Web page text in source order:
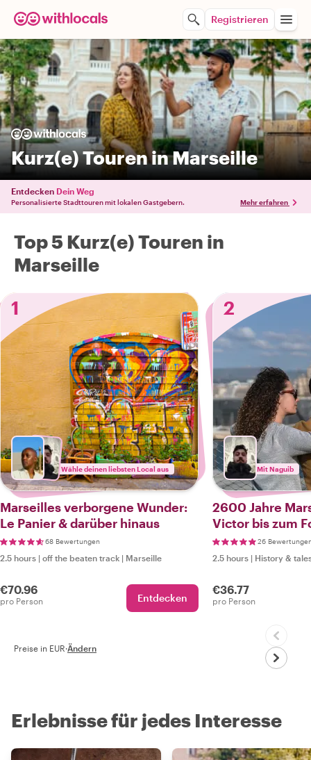
Registrieren
Kurz(e) Touren in Marseille
Entdecken Dein Weg
Personalisierte Stadttouren mit lokalen Gastgebern. Mehr erfahren
Top 5 Kurz(e) Touren in
Marseille
1
Wähle deinen liebsten Local aus
Marseilles verborgene Wunder:
Le Panier & darüber hinaus
68 Bewertungen
2.5 hours | off the beaten track | Marseille
€70.96
pro Person Entdecken
2
Mit Naguib
2600 Jahre
Victor bis zum
26
2.5 hours | History &
€36.77
pro Person
Preise in EUR·Ändern
Erlebnisse für jedes Interesse